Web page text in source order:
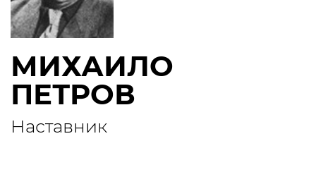
МИХАИЛО
ПЕТРОВ
Наставник